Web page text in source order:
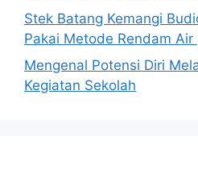
Stek Batang Kemangi
Pakai Metode Rendam Air
Mengenal Potensi Diri
Kegiatan Sekolah